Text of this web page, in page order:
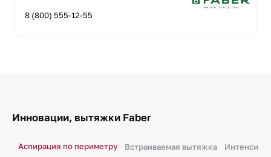
8 (800) 555-12-55
Инновации, вытяжки Faber
Аспирация по периметру Встраиваемая вытяжка